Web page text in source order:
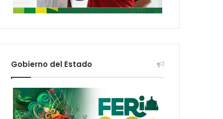
Gobierno del Estado